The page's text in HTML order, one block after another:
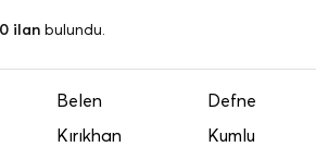
0 ilan bulundu.
Belen Defne
Kırıkhan Kumlu